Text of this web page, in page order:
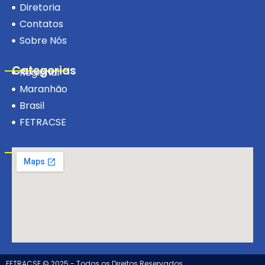
Diretoria
Contatos
Sobre Nós
Categorias
Regional
Maranhão
Brasil
FETRACSE
Visite-nos!